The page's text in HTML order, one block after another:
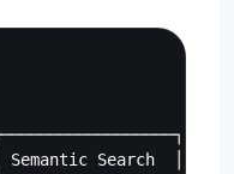
Semantic Search  │